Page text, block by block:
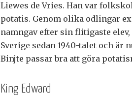
Liewes de Vries. Han var
potatis. Genom olika odlingar
namngav efter sin flitigaste
Sverige sedan 1940-talet och är
Binjte passar bra att göra
King Edward